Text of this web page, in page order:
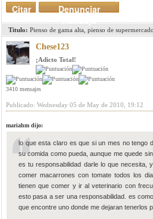
Denunciar
mensaje
Citar
Titulo: Pienso de gama alta, pienso de
Chese123
¡Adicto Total!
3410 mensajes
Publicado: Wednesday 05 de May de 2010, 19:12
mariahm dijo:
lo que esta claro es que si un mes no tengo
su comida como pueda, aunque me quede
es tu responsabilidad darle lo que necesita,
comer macarrones con tomate todos los
tienen que comer y ir al veterinario con
esto pasa a ser una responsabilidad. es
que encontre uno donde me dejaran tenerlos